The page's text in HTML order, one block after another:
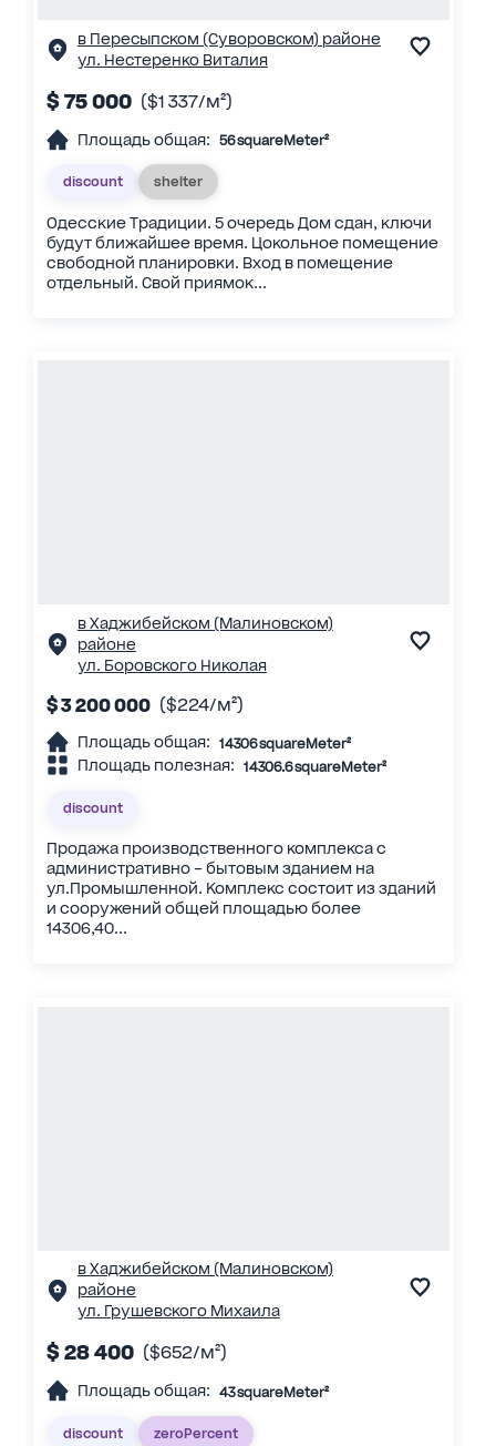
в Пересыпском (Суворовском) районе
ул. Нестеренко Виталия
$ 75 000 ($1 337/м²)
Площадь общая: 56 squareMeter²
discount shelter
Одесские Традиции. 5 очередь Дом сдан, ключи
будут ближайшее время. Цокольное помещение
свободной планировки. Вход в помещение
отдельный. Свой приямок...
в Хаджибейском (Малиновском)
районе
ул. Боровского Николая
$ 3 200 000 ($224/м²)
Площадь общая: 14306 squareMeter²
Площадь полезная: 14306.6 squareMeter²
discount
Продажа производственного комплекса с
административно – бытовым зданием на
ул.Промышленной. Комплекс состоит из зданий
и сооружений общей площадью более
14306,40...
в Хаджибейском (Малиновском)
районе
ул. Грушевского Михаила
$ 28 400 ($652/м²)
Площадь общая: 43 squareMeter²
discount zeroPercent